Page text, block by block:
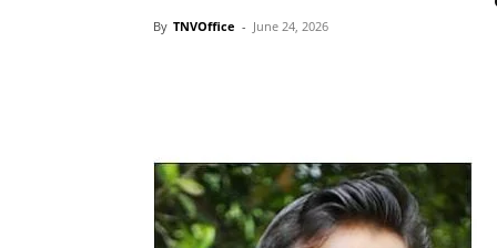
By TNVOffice - June 24, 2026